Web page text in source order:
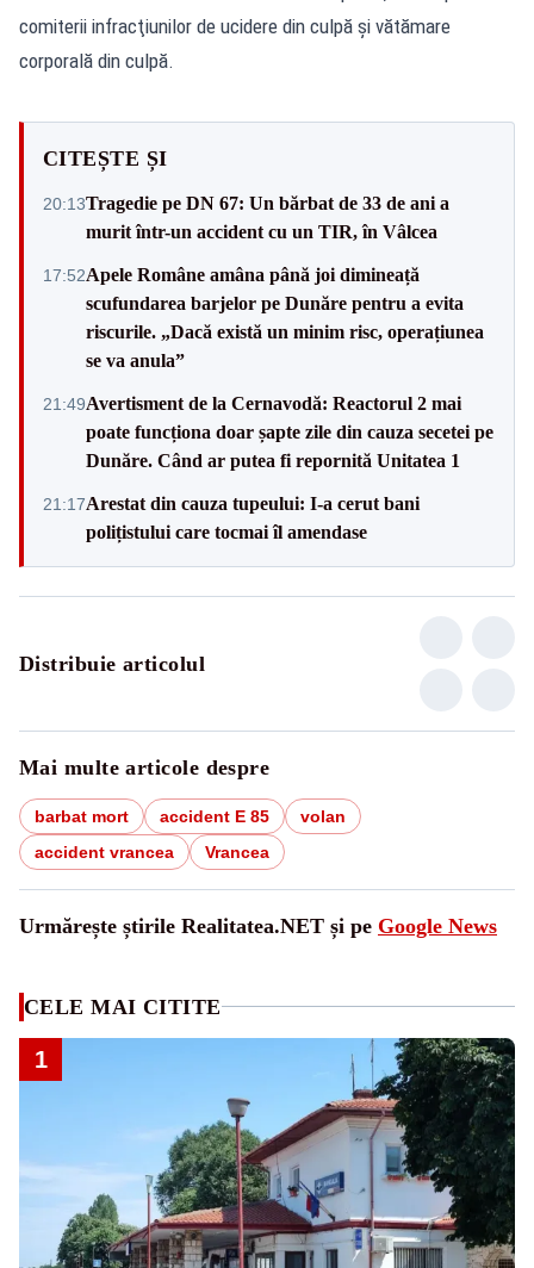
comiterii infracţiunilor de ucidere din culpă şi vătămare
corporală din culpă.
CITEȘTE ȘI
20:13Tragedie pe DN 67: Un bărbat de 33 de ani a
murit într-un accident cu un TIR, în Vâlcea
17:52Apele Române amâna până joi dimineață
scufundarea barjelor pe Dunăre pentru a evita
riscurile. „Dacă există un minim risc, operațiunea
se va anula”
21:49Avertisment de la Cernavodă: Reactorul 2 mai
poate funcționa doar șapte zile din cauza secetei pe
Dunăre. Când ar putea fi repornită Unitatea 1
21:17Arestat din cauza tupeului: I-a cerut bani
polițistului care tocmai îl amendase
Distribuie articolul
Mai multe articole despre
barbat mort accident E 85
volan
accident vrancea
Vrancea
Urmărește știrile Realitatea.NET și pe Google News
CELE MAI CITITE
1